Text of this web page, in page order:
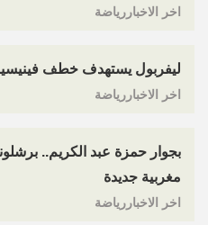
اخر الاخباررياضة
ليفربول يستهدف خطف
اخر الاخباررياضة
بجوار حمزة عبد الكريم..
مغربية جديدة
اخر الاخباررياضة